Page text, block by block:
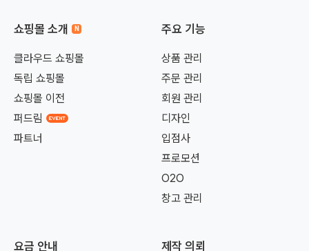
쇼핑몰 소개
클라우드 쇼핑몰
독립 쇼핑몰
쇼핑몰 이전
퍼드림
파트너
주요 기능
상품 관리
주문 관리
회원 관리
디자인
입점사
프로모션
O2O
창고 관리
요금 안내 제작 의뢰